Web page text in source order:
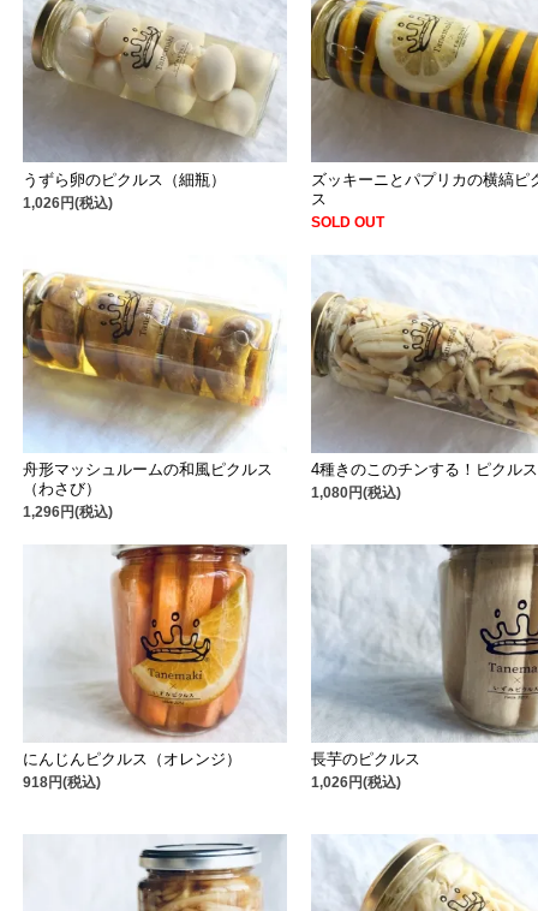
うずら卵のピクルス（細瓶）
1,026円(税込)
ズッキーニとパプリカの横縞ピ
ス
SOLD OUT
舟形マッシュルームの和風ピクルス
（わさび）
1,296円(税込)
4種きのこのチンする！ピクルス
1,080円(税込)
にんじんピクルス（オレンジ）
918円(税込)
長芋のピクルス
1,026円(税込)